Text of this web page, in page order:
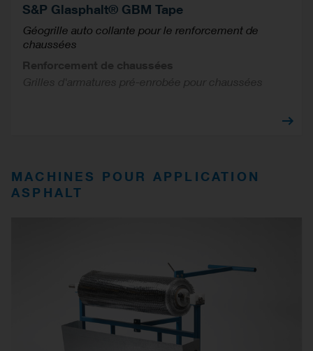
S&P Glasphalt® GBM Tape
Géogrille auto collante pour le renforcement de
chaussées
Renforcement de chaussées
Grilles d'armatures pré-enrobée pour chaussées
MACHINES POUR APPLICATION
ASPHALT